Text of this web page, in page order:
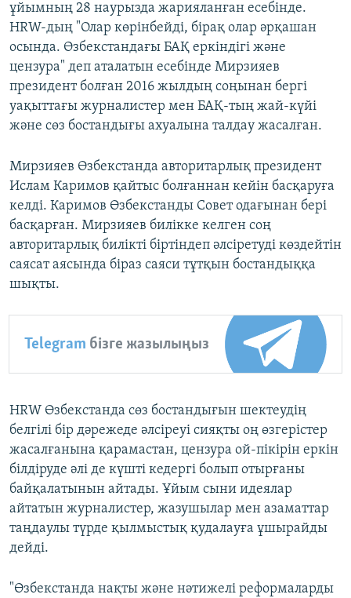
ұйымның 28 наурызда жарияланған есебінде.
HRW-дың "Олар көрінбейді, бірақ олар әрқашан
осында. Өзбекстандағы БАҚ еркіндігі және
цензура" деп аталатын есебінде Мирзияев
президент болған 2016 жылдың соңынан бергі
уақыттағы журналистер мен БАҚ-тың жай-күйі
және сөз бостандығы ахуалына талдау жасалған.
Мирзияев Өзбекстанда авторитарлық президент
Ислам Каримов қайтыс болғаннан кейін басқаруға
келді. Каримов Өзбекстанды Совет одағынан бері
басқарған. Мирзияев билікке келген соң
авторитарлық билікті біртіндеп әлсіретуді көздейтін
саясат аясында біраз саяси тұтқын бостандыққа
шықты.
Telegram бізге жазылыңыз
HRW Өзбекстанда сөз бостандығын шектеудің
белгілі бір дәрежеде әлсіреуі сияқты оң өзгерістер
жасалғанына қарамастан, цензура ой-пікірін еркін
білдіруде әлі де күшті кедергі болып отырғаны
байқалатынын айтады. Ұйым сыни идеялар
айтатын журналистер, жазушылар мен азаматтар
таңдаулы түрде қылмыстық қудалауға ұшырайды
дейді.
"Өзбекстанда нақты және нәтижелі реформаларды